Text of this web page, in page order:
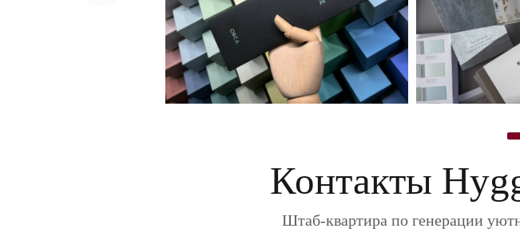
Контакты
Штаб-квартира по генерации